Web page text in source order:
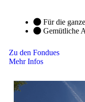
Für die
Gemütliche
Zu den Fondues
Mehr Infos